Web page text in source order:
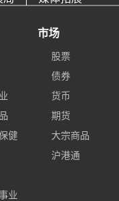
健
业
市场
股票
债券
货币
期货
大宗商品
沪港通